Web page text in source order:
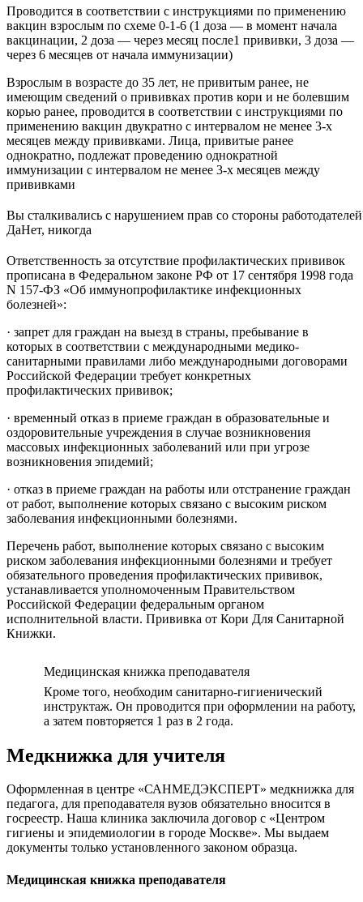
Проводится в соответствии с инструкциями по применению
вакцин взрослым по схеме 0-1-6 (1 доза — в момент начала
вакцинации, 2 доза — через месяц после1 прививки, 3 доза —
через 6 месяцев от начала иммунизации)
Взрослым в возрасте до 35 лет, не привитым ранее, не
имеющим сведений о прививках против кори и не болевшим
корью ранее, проводится в соответствии с инструкциями по
применению вакцин двукратно с интервалом не менее 3-х
месяцев между прививками. Лица, привитые ранее
однократно, подлежат проведению однократной
иммунизации с интервалом не менее 3-х месяцев между
прививками
Вы сталкивались с нарушением прав со стороны
ДаНет, никогда
Ответственность за отсутствие профилактических прививок
прописана в Федеральном законе РФ от 17 сентября 1998 года
N 157-ФЗ «Об иммунопрофилактике инфекционных
болезней»:
· запрет для граждан на выезд в страны, пребывание в
которых в соответствии с международными медико-
санитарными правилами либо международными договорами
Российской Федерации требует конкретных
профилактических прививок;
· временный отказ в приеме граждан в образовательные и
оздоровительные учреждения в случае возникновения
массовых инфекционных заболеваний или при угрозе
возникновения эпидемий;
· отказ в приеме граждан на работы или отстранение граждан
от работ, выполнение которых связано с высоким риском
заболевания инфекционными болезнями.
Перечень работ, выполнение которых связано с высоким
риском заболевания инфекционными болезнями и требует
обязательного проведения профилактических прививок,
устанавливается уполномоченным Правительством
Российской Федерации федеральным органом
исполнительной власти. Прививка от Кори Для Санитарной
Книжки.
Медицинская книжка преподавателя
Кроме того, необходим санитарно-гигиенический
инструктаж. Он проводится при оформлении на работу,
а затем повторяется 1 раз в 2 года.
Медкнижка для учителя
Оформленная в центре «САНМЕДЭКСПЕРТ» медкнижка для
педагога, для преподавателя вузов обязательно вносится в
госреестр. Наша клиника заключила договор с «Центром
гигиены и эпидемиологии в городе Москве». Мы выдаем
документы только установленного законом образца.
Медицинская книжка преподавателя